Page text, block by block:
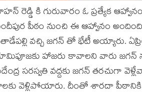
రెడ్డి కి గురువారం ఓ ప్రత్యేక
పీఠం నుంచి ఈ ఆహ్వానం
వచ్చి జగన్ తో భేటీ అయ్యారు.
హాజరు కావాలని వారు
సరస్వతి వద్దకు జగన్ తరచుగా
వెళ్లిపోయారు. దీంతో శారదా పీఠానికి